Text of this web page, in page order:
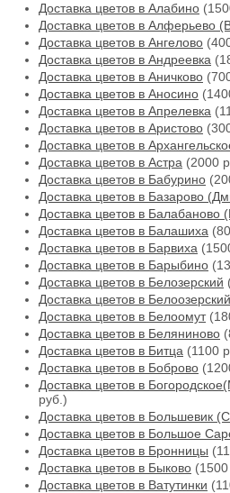
Доставка цветов в Алабино
Доставка цветов в Алферьево
Доставка цветов в Ангелово
Доставка цветов в Андреевка
Доставка цветов в Аничково
Доставка цветов в Аносино
Доставка цветов в Апрелевка
Доставка цветов в Аристово
Доставка цветов в
Доставка цветов в Астра (2000
Доставка цветов в Бабурино
Доставка цветов в Базарово
Доставка цветов в Балабаново
Доставка цветов в Балашиха
Доставка цветов в Барвиха
Доставка цветов в Барыбино
Доставка цветов в Белозерский
Доставка цветов в Белоозерский
Доставка цветов в Белоомут
Доставка цветов в Беляниново
Доставка цветов в Битца (1100
Доставка цветов в Боброво
Доставка цветов в
руб.)
Доставка цветов в Большевик
Доставка цветов в Большое
Доставка цветов в Бронницы
Доставка цветов в Быково
Доставка цветов в Ватутинки